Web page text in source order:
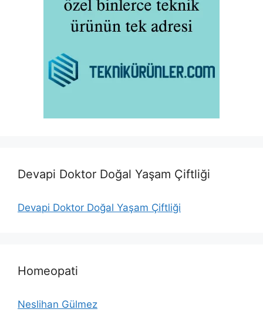
Devapi Doktor Doğal Yaşam Çiftliği
Devapi Doktor Doğal Yaşam Çiftliği
Homeopati
Neslihan Gülmez